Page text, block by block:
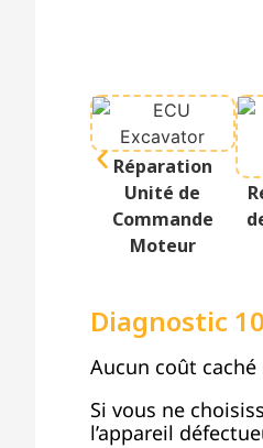
Réparation
Unité de
Commande
Moteur
Diagnostic
Aucun coût
Si vous ne
l’appareil